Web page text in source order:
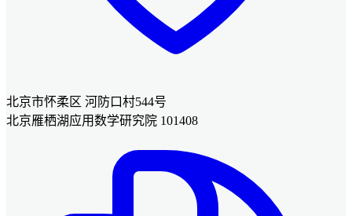
北京市怀柔区 河防口村544号
北京雁栖湖应用数学研究院 101408